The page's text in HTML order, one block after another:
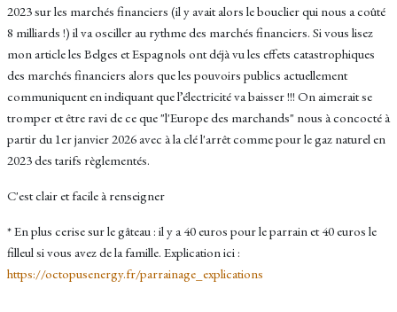
2023 sur les marchés financiers (il y avait alors le bouclier qui nous a coûté
8 milliards !) il va osciller au rythme des marchés financiers. Si vous lisez
mon article les Belges et Espagnols ont déjà vu les effets catastrophiques
des marchés financiers alors que les pouvoirs publics actuellement
communiquent en indiquant que l’électricité va baisser !!! On aimerait se
tromper et être ravi de ce que "l'Europe des marchands" nous à concocté à
partir du 1er janvier 2026 avec à la clé l'arrêt comme pour le gaz naturel en
2023 des tarifs règlementés.
C'est clair et facile à renseigner
* En plus cerise sur le gâteau : il y a 40 euros pour le parrain et 40 euros le
filleul si vous avez de la famille. Explication ici :
https://octopusenergy.fr/parrainage_explications